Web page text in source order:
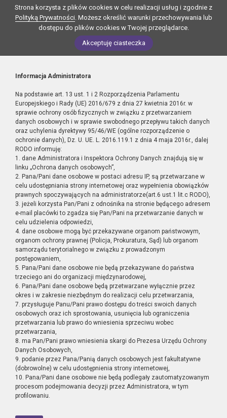
Strona korzysta z plików cookies w celu realizacji usług i zgodnie z
Polityką Prywatności. Możesz określić warunki przechowywania lub
dostępu do plików cookies w Twojej przeglądarce.
Akceptuję ciasteczka
Informacja Administratora
Na podstawie art. 13 ust. 1 i 2 Rozporządzenia Parlamentu
Europejskiego i Rady (UE) 2016/679 z dnia 27 kwietnia 2016r. w
sprawie ochrony osób fizycznych w związku z przetwarzaniem
danych osobowych i w sprawie swobodnego przepływu takich danych
oraz uchylenia dyrektywy 95/46/WE (ogólne rozporządzenie o
ochronie danych), Dz. U. UE. L. 2016.119.1 z dnia 4 maja 2016r., dalej
RODO informuję:
1. dane Administratora i Inspektora Ochrony Danych znajdują się w
linku „Ochrona danych osobowych”,
2. Pana/Pani dane osobowe w postaci adresu IP, są przetwarzane w
celu udostępniania strony internetowej oraz wypełnienia obowiązków
prawnych spoczywających na administratorze(art.6 ust.1 lit.c RODO),
3. jeżeli korzysta Pan/Pani z odnośnika na stronie będącego adresem
e-mail placówki to zgadza się Pan/Pani na przetwarzanie danych w
celu udzielenia odpowiedzi,
4. dane osobowe mogą być przekazywane organom państwowym,
organom ochrony prawnej (Policja, Prokuratura, Sąd) lub organom
samorządu terytorialnego w związku z prowadzonym
postępowaniem,
5. Pana/Pani dane osobowe nie będą przekazywane do państwa
trzeciego ani do organizacji międzynarodowej,
6. Pana/Pani dane osobowe będą przetwarzane wyłącznie przez
okres i w zakresie niezbędnym do realizacji celu przetwarzania,
7. przysługuje Panu/Pani prawo dostępu do treści swoich danych
osobowych oraz ich sprostowania, usunięcia lub ograniczenia
przetwarzania lub prawo do wniesienia sprzeciwu wobec
przetwarzania,
8. ma Pan/Pani prawo wniesienia skargi do Prezesa Urzędu Ochrony
Danych Osobowych,
9. podanie przez Pana/Panią danych osobowych jest fakultatywne
(dobrowolne) w celu udostępnienia strony internetowej,
10. Pana/Pani dane osobowe nie będą podlegały zautomatyzowanym
procesom podejmowania decyzji przez Administratora, w tym
profilowaniu.